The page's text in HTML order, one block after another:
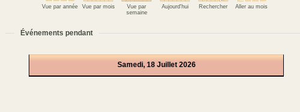
Vue par année Vue par mois
Vue par
semaine
Aujourd'hui Rechercher Aller au mois
Événements pendant
Samedi, 18 Juillet 2026